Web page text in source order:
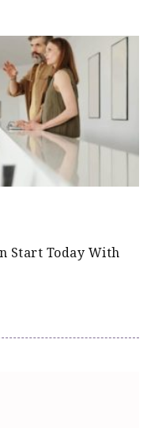
Start Today With